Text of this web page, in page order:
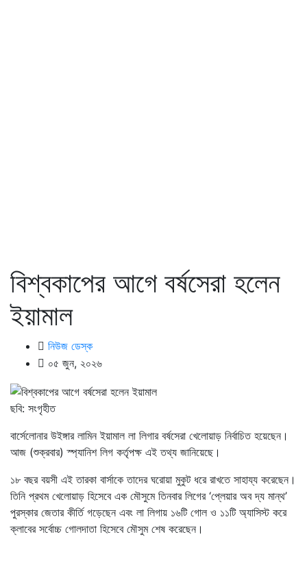
বিশ্বকাপের আগে বর্ষসেরা হলেন
ইয়ামাল
নিউজ ডেস্ক
০৫ জুন, ২০২৬
ছবি: সংগৃহীত
বার্সেলোনার উইঙ্গার লামিন ইয়ামাল লা লিগার বর্ষসেরা খেলোয়াড় নির্বাচিত হয়েছেন।
আজ (শুক্রবার) স্প্যানিশ লিগ কর্তৃপক্ষ এই তথ্য জানিয়েছে।
১৮ বছর বয়সী এই তারকা বার্সাকে তাদের ঘরোয়া মুকুট ধরে রাখতে সাহায্য করেছেন।
তিনি প্রথম খেলোয়াড় হিসেবে এক মৌসুমে তিনবার লিগের ‘প্লেয়ার অব দ্য মান্থ’
পুরস্কার জেতার কীর্তি গড়েছেন এবং লা লিগায় ১৬টি গোল ও ১১টি অ্যাসিস্ট করে
ক্লাবের সর্বোচ্চ গোলদাতা হিসেবে মৌসুম শেষ করেছেন।